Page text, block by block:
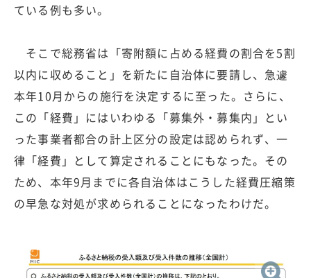
ている例も多い。
そこで総務省は「寄附額に占める経費の割合を5割
以内に収めること」を新たに自治体に要請し、急遽
本年10月からの施行を決定するに至った。さらに、
この「経費」にはいわゆる「募集外・募集内」とい
った事業者都合の計上区分の設定は認められず、一
律「経費」として算定されることにもなった。その
ため、本年9月までに各自治体はこうした経費圧縮策
の早急な対処が求められることになったわけだ。